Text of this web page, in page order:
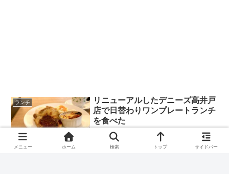
ランチ
リニューアルしたデニーズ高井戸
店で日替わりワンプレートランチ
を食べた
2023.11.29
メニュー ホーム 検索 トップ サイドバー